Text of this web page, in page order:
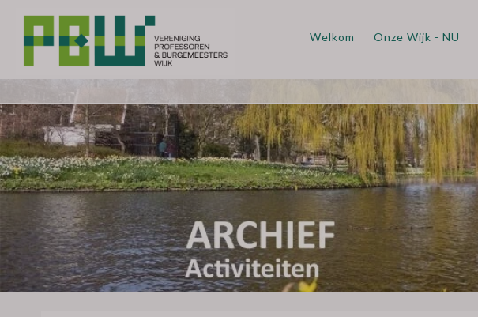
Welkom Onze Wijk - NU